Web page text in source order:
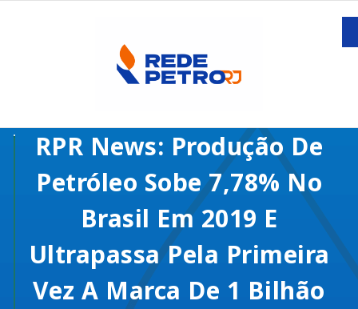
RPR News: Produção De
Petróleo Sobe 7,78% No
Brasil Em 2019 E
Ultrapassa Pela Primeira
Vez A Marca De 1 Bilhão